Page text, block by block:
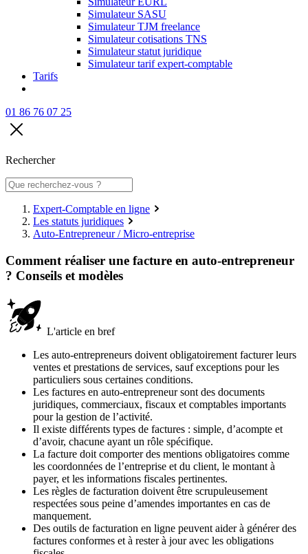
Simulateur SASU
Simulateur TJM freelance
Simulateur cotisations TNS
Simulateur statut juridique
Simulateur tarif expert-comptable
Tarifs
01 86 76 07 25
Rechercher
Expert-Comptable en ligne
Les statuts juridiques
Auto-Entrepreneur / Micro-entreprise
Comment réaliser une facture en auto-entrepreneur
? Conseils et modèles
L'article en bref
Les auto-entrepreneurs doivent obligatoirement facturer leurs
ventes et prestations de services, sauf exceptions pour les
particuliers sous certaines conditions.
Les factures en auto-entrepreneur sont des documents
juridiques, commerciaux, fiscaux et comptables importants
pour la gestion de l’activité.
Il existe différents types de factures : simple, d’acompte et
d’avoir, chacune ayant un rôle spécifique.
La facture doit comporter des mentions obligatoires comme
les coordonnées de l’entreprise et du client, le montant à
payer, et les informations fiscales pertinentes.
Les règles de facturation doivent être scrupuleusement
respectées sous peine d’amendes importantes en cas de
manquement.
Des outils de facturation en ligne peuvent aider à générer des
factures conformes et à rester à jour avec les obligations